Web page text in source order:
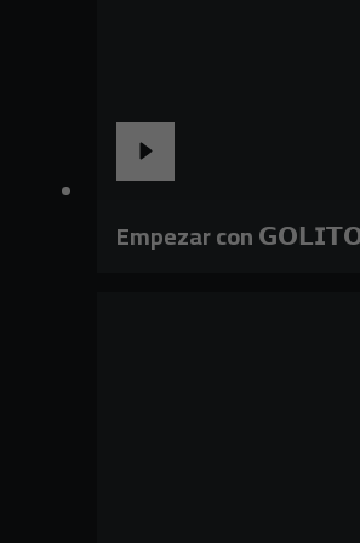
Empezar con